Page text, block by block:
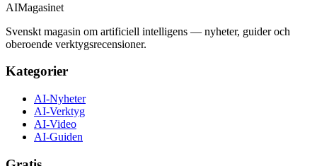
AIMagasinet
Svenskt magasin om artificiell intelligens — nyheter, guider och
oberoende verktygsrecensioner.
Kategorier
AI-Nyheter
AI-Verktyg
AI-Video
AI-Guiden